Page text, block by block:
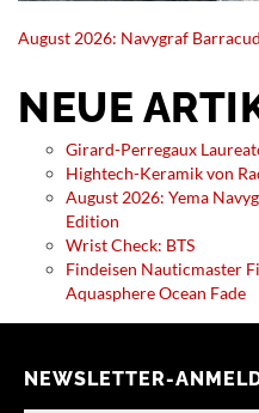
August 2026: Navygraf
NEUE
Girard-Perregaux
Hightech-Keramik von
August 2026: Yema
Edition
Wrist Check: BTS
Findeisen Nauticmaster
Aquasphere Ocean Fade
NEWSLETTER-